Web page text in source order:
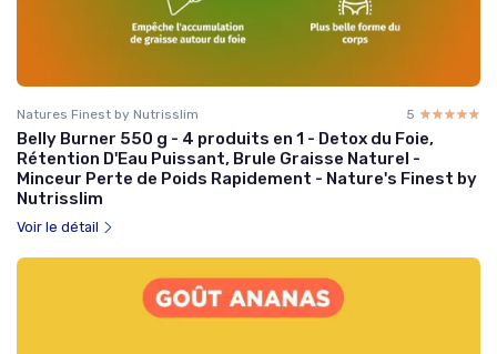
Natures Finest by Nutrisslim 5 ☆☆☆☆☆
★★★★★
Belly Burner 550 g - 4 produits en 1 - Detox du Foie,
Rétention D'Eau Puissant, Brule Graisse Naturel -
Minceur Perte de Poids Rapidement - Nature's Finest by
Nutrisslim
Voir le détail